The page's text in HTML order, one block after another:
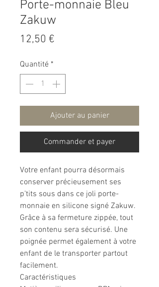
Porte-monnaie Bleu
Zakuw
12,50 €
Quantité *
Ajouter au panier
Commander et payer
Votre enfant pourra désormais
conserver précieusement ses
p’tits sous dans ce joli porte-
monnaie en silicone signé Zakuw.
Grâce à sa fermeture zippée, tout
son contenu sera sécurisé. Une
poignée permet également à votre
enfant de le transporter partout
facilement.
Caractéristiques